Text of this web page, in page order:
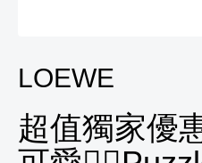
LOEWE
超值獨家優